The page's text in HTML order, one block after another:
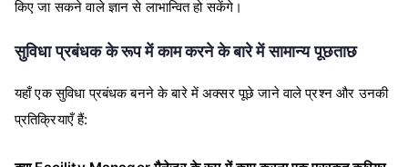
किए जा सकने वाले ज्ञान से लाभान्वित हो सकेंगे।
सुविधा प्रबंधक के रूप में काम करने के बारे में सामान्य पूछताछ
यहाँ एक सुविधा प्रबंधक बनने के बारे में अक्सर पूछे जाने वाले प्रश्न और उनकी
प्रतिक्रियाएँ हैं: